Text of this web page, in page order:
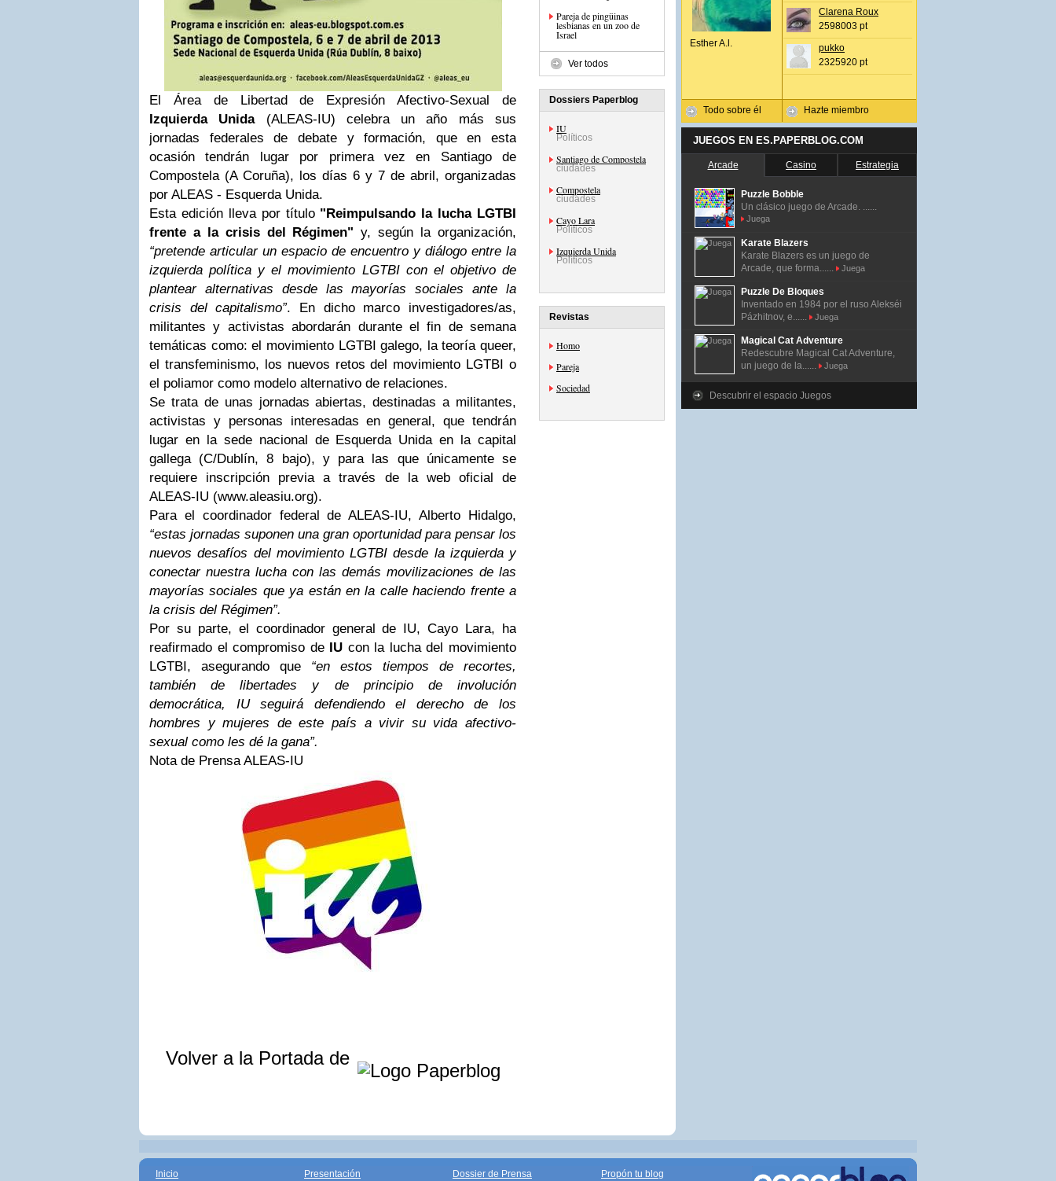
El Área de Libertad de Expresión Afectivo-Sexual de
Izquierda Unida(ALEAS-IU) celebra un año más sus
jornadas federales de debate y formación, que en esta
ocasión tendrán lugar por primera vez en Santiago de
Compostela (A Coruña), los días 6 y 7 de abril, organizadas
por ALEAS - Esquerda Unida.
Esta edición lleva por título "Reimpulsando la lucha LGTBI
frente a la crisis del Régimen" y, según la organización,
“pretende articular un espacio de encuentro y diálogo entre la
izquierda política y el movimiento LGTBI con el objetivo de
plantear alternativas desde las mayorías sociales ante la
crisis del capitalismo”. En dicho marco investigadores/as,
militantes y activistas abordarán durante el fin de semana
temáticas como: el movimiento LGTBI galego, la teoría queer,
el transfeminismo, los nuevos retos del movimiento LGTBI o
el poliamor como modelo alternativo de relaciones.
Se trata de unas jornadas abiertas, destinadas a militantes,
activistas y personas interesadas en general, que tendrán
lugar en la sede nacional de Esquerda Unida en la capital
gallega (C/Dublín, 8 bajo), y para las que únicamente se
requiere inscripción previa a través de la web oficial de
ALEAS-IU (www.aleasiu.org).
Para el coordinador federal de ALEAS-IU, Alberto Hidalgo,
“estas jornadas suponen una gran oportunidad para pensar los
nuevos desafíos del movimiento LGTBI desde la izquierda y
conectar nuestra lucha con las demás movilizaciones de las
mayorías sociales que ya están en la calle haciendo frente a
la crisis del Régimen”.
Por su parte, el coordinador general de IU, Cayo Lara, ha
reafirmado el compromiso de IU con la lucha del movimiento
LGTBI, asegurando que “en estos tiempos de recortes,
también de libertades y de principio de involución
democrática, IU seguirá defendiendo el derecho de los
hombres y mujeres de este país a vivir su vida afectivo-
sexual como les dé la gana”.
Nota de Prensa ALEAS-IU
Volver a la Portada de
Pareja de pingüinas
lesbianas en un zoo de
Israel
Ver todos
Dossiers Paperblog
IU
Políticos
Santiago de Compostela
ciudades
Compostela
ciudades
Cayo Lara
Políticos
Izquierda Unida
Políticos
Revistas
Homo
Pareja
Sociedad
Esther A.l.
Todo sobre él
Clarena Roux
2598003 pt
pukko
2325920 pt
Hazte miembro
JUEGOS EN ES.PAPERBLOG.COM
Arcade Casino Estrategia
Puzzle Bobble
Un clásico juego de Arcade. ......
Juega
Karate Blazers
Karate Blazers es un juego de
Arcade, que forma......
Juega
Puzzle De Bloques
Inventado en 1984 por el ruso Alekséi
Pázhitnov, e......
Juega
Magical Cat Adventure
Redescubre Magical Cat Adventure,
un juego de la......
Juega
Descubrir el espacio Juegos
Inicio Presentación Dossier de Prensa Propón tu blog